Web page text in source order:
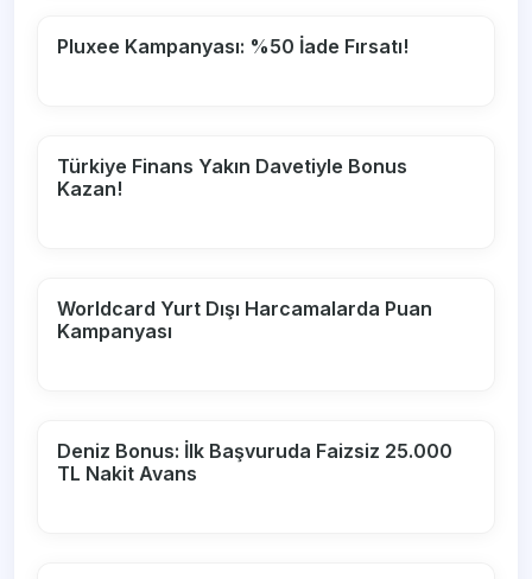
Pluxee Kampanyası: %50 İade Fırsatı!
Türkiye Finans Yakın Davetiyle Bonus
Kazan!
Worldcard Yurt Dışı Harcamalarda Puan
Kampanyası
Deniz Bonus: İlk Başvuruda Faizsiz 25.000
TL Nakit Avans